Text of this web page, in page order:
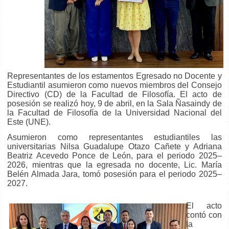
Representantes de los estamentos Egresado no Docente y
Estudiantil asumieron como nuevos miembros del Consejo
Directivo (CD) de la Facultad de Filosofía. El acto de
posesión se realizó hoy, 9 de abril, en la Sala Ñasaindy de
la Facultad de Filosofía de la Universidad Nacional del
Este (UNE).
Asumieron como representantes estudiantiles las
universitarias Nilsa Guadalupe Otazo Cañete y Adriana
Beatriz Acevedo Ponce de León, para el periodo 2025–
2026, mientras que la egresada no docente, Lic. María
Belén Almada Jara, tomó posesión para el periodo 2025–
2027.
El acto
contó con
la